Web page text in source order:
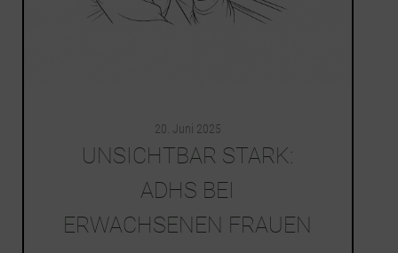
20. Juni 2025
UNSICHTBAR STARK:
ADHS BEI
ERWACHSENEN FRAUEN